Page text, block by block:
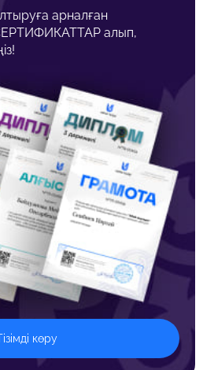
арналған
алып,
көру